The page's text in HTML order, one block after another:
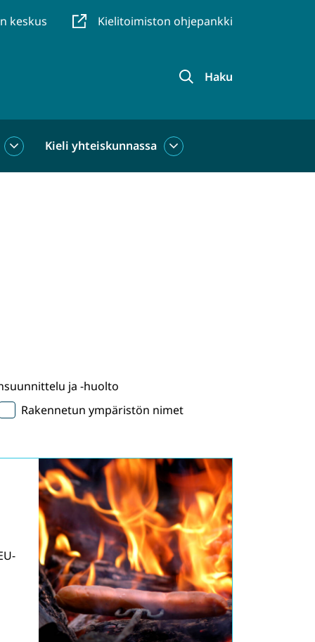
keskus Kielitoimiston ohjepankki
Haku
Kieli
Kieli yhteiskunnassa
Kieli
ja -huolto
Rakennetun ympäristön nimet